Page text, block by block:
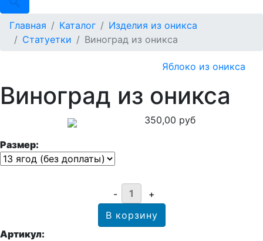
Главная Каталог
Изделия из оникса
Статуетки
Виноград из оникса
Яблоко из оникса
Виноград из оникса
350,00 руб
Размер:
Артикул: